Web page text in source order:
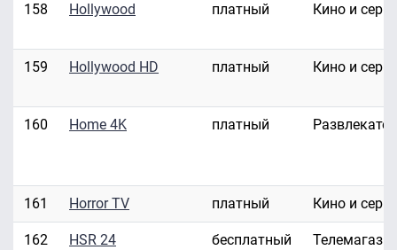
158 Hollywood платный Кино и
159 Hollywood HD платный Кино и
160 Home 4K платный
161 Horror TV платный Кино и
162 HSR 24 бесплатный